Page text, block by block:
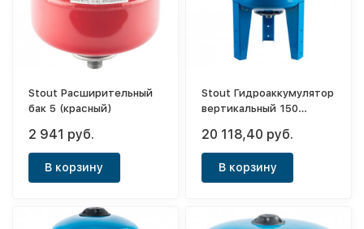
Stout Расширительный
бак 5 (красный)
2 941 руб.
В корзину
Stout Гидроаккумулятор
вертикальный 150
20 118,40 руб.
В корзину